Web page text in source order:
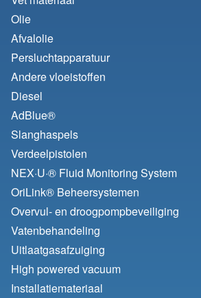
Olie
Afvalolie
Persluchtapparatuur
Andere vloeistoffen
Diesel
AdBlue®
Slanghaspels
Verdeelpistolen
NEX·U·® Fluid Monitoring System
OriLink® Beheersystemen
Overvul- en droogpompbeveiliging
Vatenbehandeling
Uitlaatgasafzuiging
High powered vacuum
Installatiemateriaal